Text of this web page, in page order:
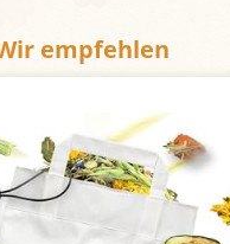
empfehlen